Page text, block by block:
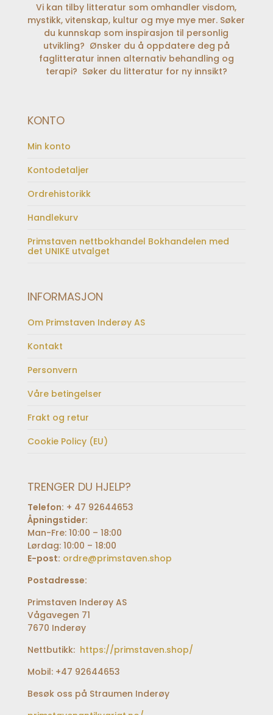
Vi kan tilby litteratur som omhandler visdom,
mystikk, vitenskap, kultur og mye mye mer. Søker
du kunnskap som inspirasjon til personlig
utvikling? Ønsker du å oppdatere deg på
faglitteratur innen alternativ behandling og
terapi? Søker du litteratur for ny innsikt?
KONTO
Min konto
Kontodetaljer
Ordrehistorikk
Handlekurv
Primstaven nettbokhandel Bokhandelen med
det UNIKE utvalget
INFORMASJON
Om Primstaven Inderøy AS
Kontakt
Personvern
Våre betingelser
Frakt og retur
Cookie Policy (EU)
TRENGER DU HJELP?
Telefon: + 47 92644653
Åpningstider:
Man-Fre: 10:00 – 18:00
Lørdag: 10:00 – 18:00
E-post: ordre@primstaven.shop
Postadresse:
Primstaven Inderøy AS
Vågavegen 71
7670 Inderøy
Nettbutikk: https://primstaven.shop/
Mobil: +47 92644653
Besøk oss på Straumen Inderøy